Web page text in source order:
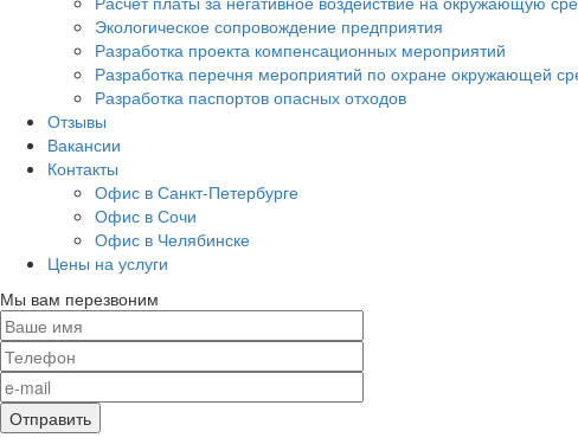
Экологическое сопровождение предприятия
Разработка проекта компенсационных мероприятий
Разработка перечня мероприятий по охране окружающей
Разработка паспортов опасных отходов
Отзывы
Вакансии
Контакты
Офис в Санкт-Петербурге
Офис в Сочи
Офис в Челябинске
Цены на услуги
Мы вам перезвоним